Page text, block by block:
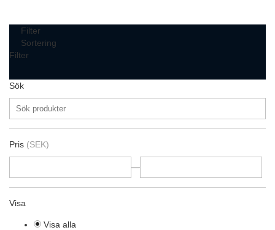
Filter
Sortering
Filter
Sök
Pris (SEK)
—
Visa
Visa alla